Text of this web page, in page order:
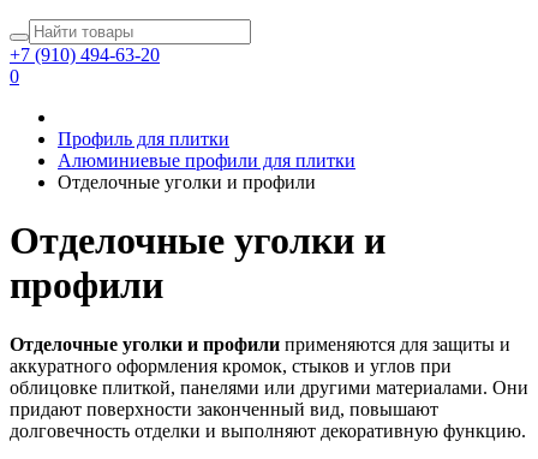
+7 (910) 494-63-20
0
Профиль для плитки
Алюминиевые профили для плитки
Отделочные уголки и профили
Отделочные уголки и
профили
Отделочные уголки и профили применяются для защиты и
аккуратного оформления кромок, стыков и углов при
облицовке плиткой, панелями или другими материалами. Они
придают поверхности законченный вид, повышают
долговечность отделки и выполняют декоративную функцию.